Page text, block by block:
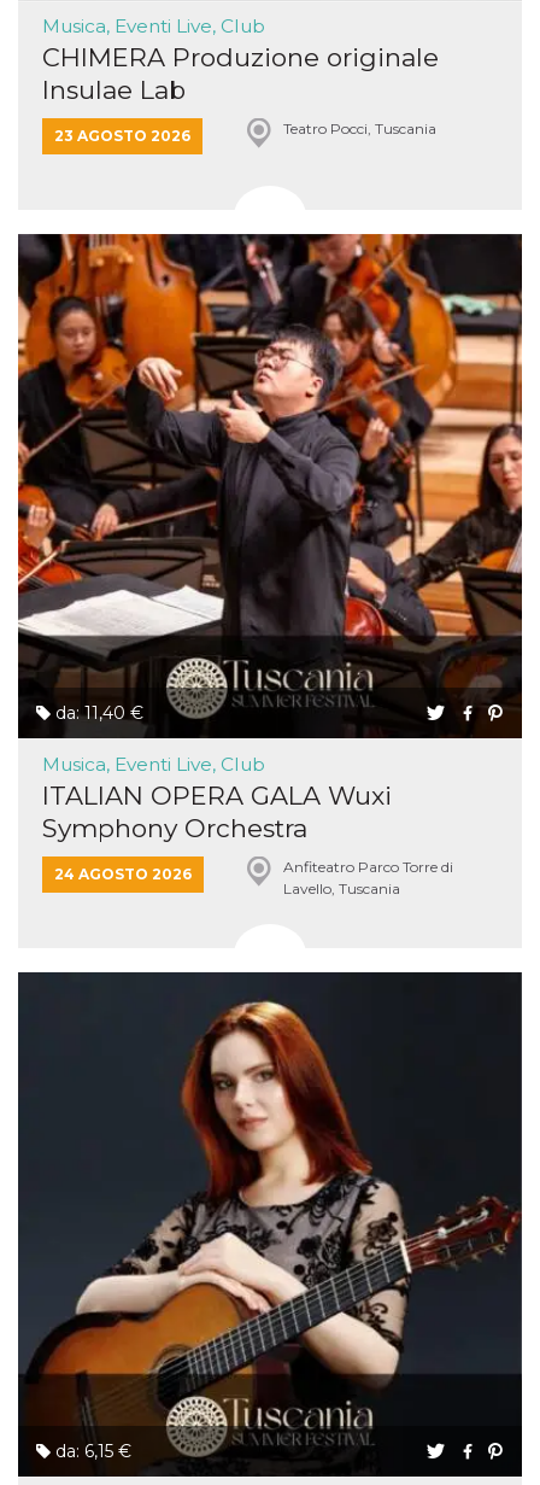
Musica, Eventi Live, Club
CHIMERA Produzione originale
Insulae Lab
23 AGOSTO 2026 Teatro Pocci, Tuscania
da: 11,40 €
Musica, Eventi Live, Club
ITALIAN OPERA GALA Wuxi
Symphony Orchestra
24 AGOSTO 2026
Anfiteatro Parco Torre di
Lavello, Tuscania
da: 6,15 €